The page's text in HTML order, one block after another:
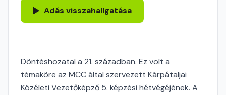
Adás visszahallgatása
Döntéshozatal a 21. században. Ez volt a
témaköre az MCC által szervezett Kárpátaljai
Közéleti Vezetőképző 5. képzési hétvégéjének. A